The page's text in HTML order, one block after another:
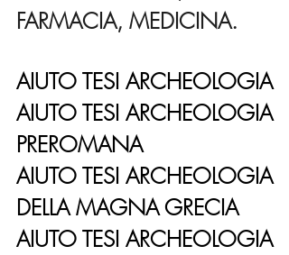
FARMACIA, MEDICINA.
AIUTO TESI ARCHEOLOGIA
AIUTO TESI ARCHEOLOGIA
PREROMANA
AIUTO TESI ARCHEOLOGIA
DELLA MAGNA GRECIA
AIUTO TESI ARCHEOLOGIA